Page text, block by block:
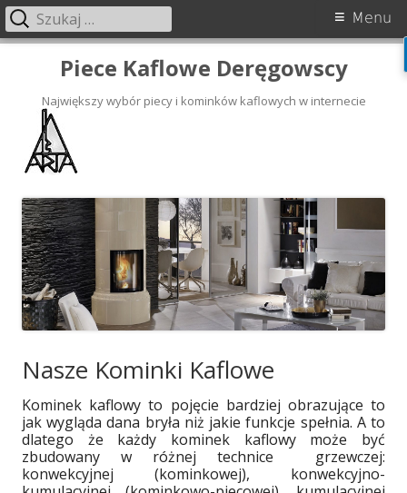
Piece Kaflowe Deręgowscy
Największy wybór piecy i kominków kaflowych w internecie
Menu
Szukaj:
Nasze Kominki Kaflowe
Kominek kaflowy to pojęcie bardziej obrazujące to
jak wygląda dana bryła niż jakie funkcje spełnia. A to
dlatego że każdy kominek kaflowy może być
zbudowany w różnej technice grzewczej:
konwekcyjnej (kominkowej), konwekcyjno-